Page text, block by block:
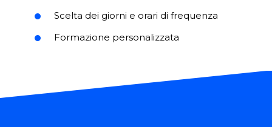
Scelta dei giorni e orari di frequenza
Formazione personalizzata